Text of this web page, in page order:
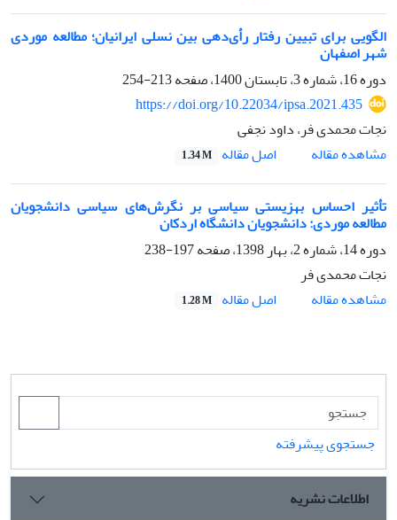
الگویی برای تبیین رفتار رأی‌دهی بین نسلی ایرانیان؛ مطالعه موردی
شهر اصفهان
دوره 16، شماره 3، تابستان 1400، صفحه
213-254
https://doi.org/10.22034/ipsa.2021.435
نجات محمدی فر، داود نجفی
مشاهده مقاله
اصل مقاله 1.34 M
تأثیر احساس بهزیستی سیاسی بر نگرش‌های سیاسی دانشجویان
مطالعه موردی: دانشجویان دانشگاه اردکان
دوره 14، شماره 2، بهار 1398، صفحه
197-238
نجات محمدی فر
مشاهده مقاله
اصل مقاله 1.28 M
جستجوی پیشرفته
اطلاعات نشریه